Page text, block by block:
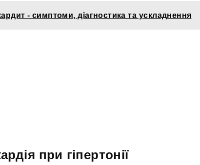
- симптоми, діагностика та ускладнення
при гіпертонії